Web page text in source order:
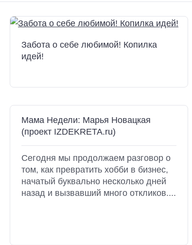
Забота о себе любимой! Копилка
идей!
Мама Недели: Марья Новацкая
(проект IZDEKRETA.ru)
Сегодня мы продолжаем разговор о
том, как превратить хобби в бизнес,
начатый буквально несколько дней
назад и вызвавший много откликов....